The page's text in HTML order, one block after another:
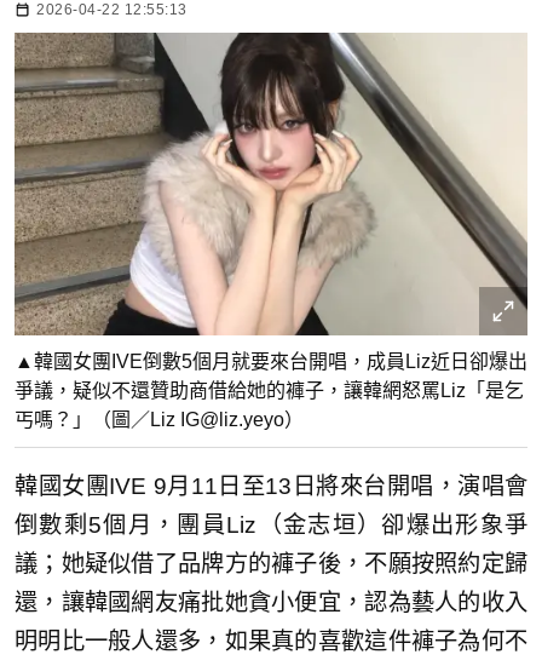
2026-04-22 12:55:13
▲韓國女團IVE倒數5個月就要來台開唱，成員Liz近日卻爆出
爭議，疑似不還贊助商借給她的褲子，讓韓網怒罵Liz「是乞
丐嗎？」（圖／Liz IG@liz.yeyo）
韓國女團IVE 9月11日至13日將來台開唱，演唱會
倒數剩5個月，團員Liz（金志垣）卻爆出形象爭
議；她疑似借了品牌方的褲子後，不願按照約定歸
還，讓韓國網友痛批她貪小便宜，認為藝人的收入
明明比一般人還多，如果真的喜歡這件褲子為何不